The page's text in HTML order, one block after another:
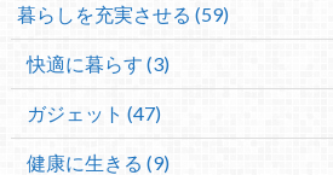
暮らしを充実させる (59)
快適に暮らす (3)
ガジェット (47)
健康に生きる (9)